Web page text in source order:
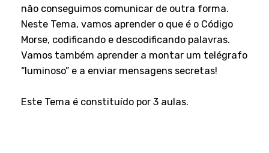
não conseguimos comunicar de outra forma.
Neste Tema, vamos aprender o que é o Código
Morse, codificando e descodificando palavras.
Vamos também aprender a montar um telégrafo
“luminoso” e a enviar mensagens secretas!
Este Tema é constituído por 3 aulas.